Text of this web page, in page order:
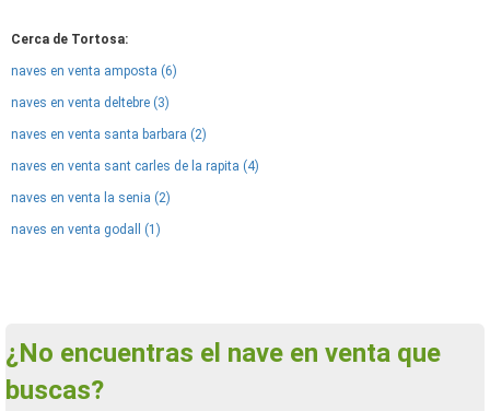
Cerca de Tortosa:
naves en venta amposta (6)
naves en venta deltebre (3)
naves en venta santa barbara (2)
naves en venta sant carles de la rapita (4)
naves en venta la senia (2)
naves en venta godall (1)
¿No encuentras el nave en venta que
buscas?